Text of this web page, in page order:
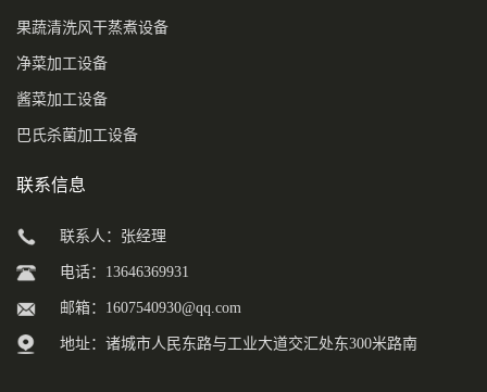
果蔬清洗风干蒸煮设备
净菜加工设备
酱菜加工设备
巴氏杀菌加工设备
联系信息
联系人：张经理
电话：13646369931
邮箱： 1607540930@qq.com
地址：诸城市人民东路与工业大道交汇处东300米路南